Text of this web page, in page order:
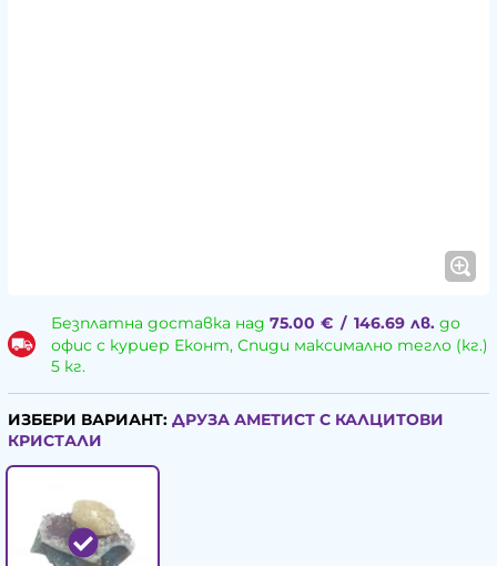
Безплатна доставка над 75.00 € / 146.69 лв.до
офис с куриер Еконт, Спиди максимално тегло (кг.)
5 кг.
ИЗБЕРИ ВАРИАНТ: ДРУЗА АМЕТИСТ С КАЛЦИТОВИ
КРИСТАЛИ